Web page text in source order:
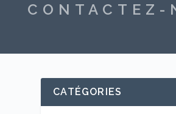
CONTACTEZ-
CATÉGORIES